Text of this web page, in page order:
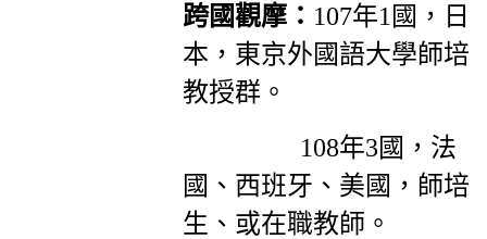
跨國觀摩： 107年1國，日
本，東京外國語大學師培
教授群。
108年3國，法
國、西班牙、美國，師培
生、或在職教師。